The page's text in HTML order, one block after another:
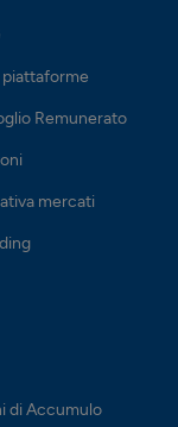
Remunerato
mercati
di Accumulo